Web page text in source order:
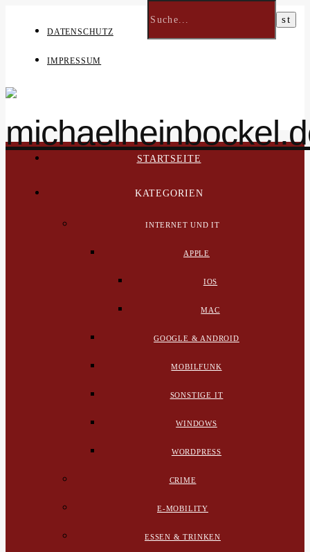
DATENSCHUTZ
IMPRESSUM
STARTSEITE
KATEGORIEN
INTERNET UND IT
APPLE
IOS
MAC
GOOGLE & ANDROID
MOBILFUNK
SONSTIGE IT
WINDOWS
WORDPRESS
CRIME
E-MOBILITY
ESSEN & TRINKEN